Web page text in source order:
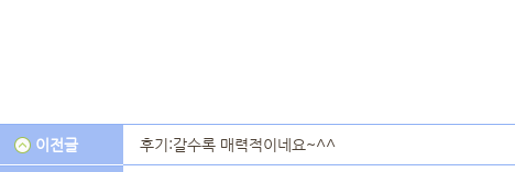
이전글 후기:갈수록 매력적이네요~^^